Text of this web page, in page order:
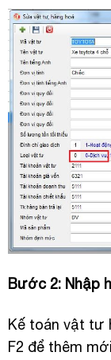
Bước 2: Nhập
Kế toán vật tư
F2 để thêm